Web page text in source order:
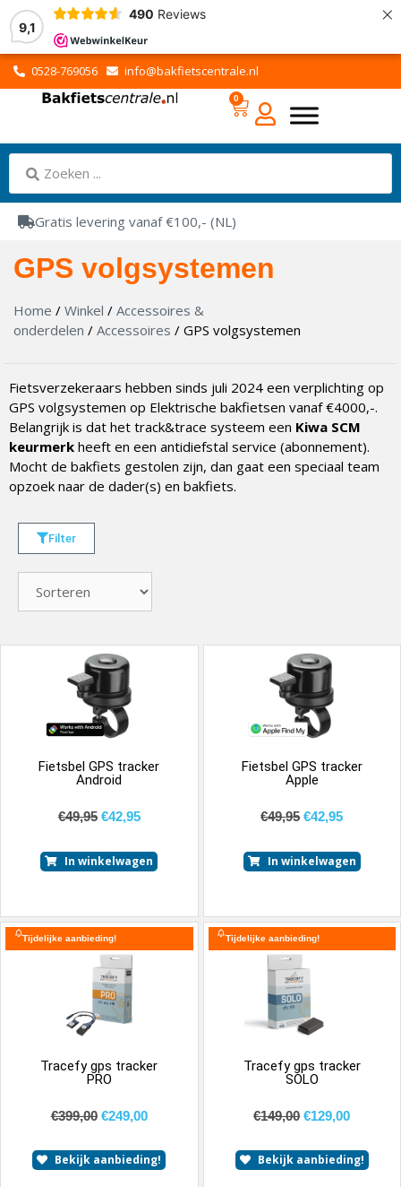
9,1
490 Reviews ×
0528-769056 info@bakfietscentrale.nl
0
Gratis levering vanaf €100,- (NL)
GPS volgsystemen
Home / Winkel / Accessoires &
onderdelen / Accessoires / GPS volgsystemen
Fietsverzekeraars hebben sinds juli 2024 een verplichting op
GPS volgsystemen op Elektrische bakfietsen vanaf €4000,-.
Belangrijk is dat het track&trace systeem een Kiwa SCM
keurmerk heeft en een antidiefstal service (abonnement).
Mocht de bakfiets gestolen zijn, dan gaat een speciaal team
opzoek naar de dader(s) en bakfiets.
Filter
Fietsbel GPS tracker
Android
€49,95 €42,95
In winkelwagen
Fietsbel GPS tracker
Apple
€49,95 €42,95
In winkelwagen
Tijdelijke aanbieding!
Tracefy gps tracker
PRO
€399,00 €249,00
Bekijk aanbieding!
Tijdelijke aanbieding!
Tracefy gps tracker
SOLO
€149,00 €129,00
Bekijk aanbieding!